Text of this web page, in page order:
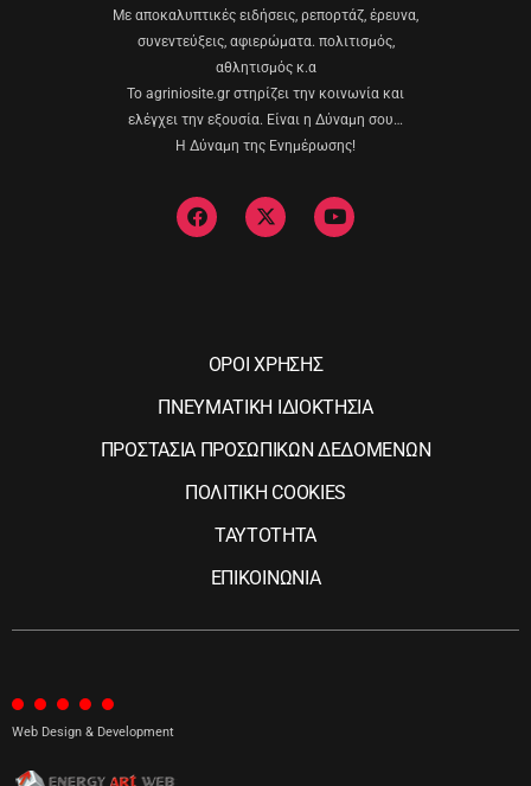
Με αποκαλυπτικές ειδήσεις, ρεπορτάζ, έρευνα,
συνεντεύξεις, αφιερώματα. πολιτισμός,
αθλητισμός κ.α
Το agriniosite.gr στηρίζει την κοινωνία και
ελέγχει την εξουσία. Είναι η Δύναμη σου…
Η Δύναμη της Ενημέρωσης!
ΟΡΟΙ ΧΡΗΣΗΣ
ΠΝΕΥΜΑΤΙΚΗ ΙΔΙΟΚΤΗΣΙΑ
ΠΡΟΣΤΑΣΙΑ ΠΡΟΣΩΠΙΚΩΝ ΔΕΔΟΜΕΝΩΝ
ΠΟΛΙΤΙΚΗ COOKIES
ΤΑΥΤΟΤΗΤΑ
ΕΠΙΚΟΙΝΩΝΙΑ
Web Design & Development